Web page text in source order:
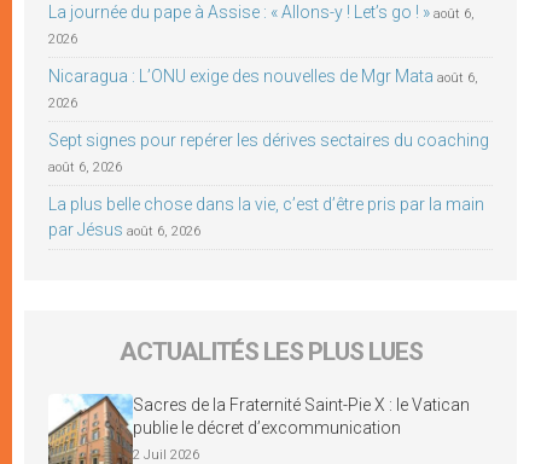
La journée du pape à Assise : « Allons-y ! Let’s go ! » août 6,
2026
Nicaragua : L’ONU exige des nouvelles de Mgr Mata août 6,
2026
Sept signes pour repérer les dérives sectaires du coaching
août 6, 2026
La plus belle chose dans la vie, c’est d’être pris par la main
par Jésus août 6, 2026
ACTUALITÉS LES PLUS LUES
Sacres de la Fraternité Saint-Pie X : le Vatican
publie le décret d’excommunication
2 Juil 2026